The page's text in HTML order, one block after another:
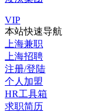
VIP
本站快速导航
上海兼职
上海招聘
注册/登陆
个人加盟
HR工具箱
求职简历